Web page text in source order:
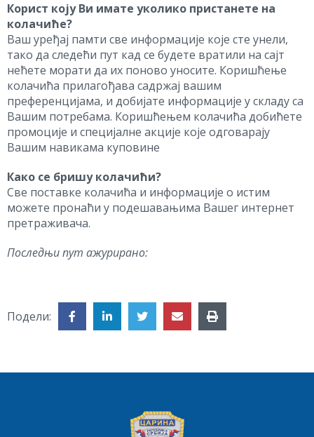
Корист коју Ви имате уколико пристанете на
колачиће?
Ваш уређај памти све информације које сте унели,
тако да следећи пут кад се будете вратили на сајт
нећете морати да их поново уносите. Коришћење
колачића прилагођава садржај вашим
преференцијама, и добијате информације у складу са
Вашим потребама. Коришћењем колачића добићете
промоције и специјалне акције које одговарају
Вашим навикама куповине
Како се бришу колачићи?
Све поставке колачића и информације о истим
можете пронаћи у подешавањима Вашег интернет
претраживача.
Последњи пут ажурирано:
Подели: